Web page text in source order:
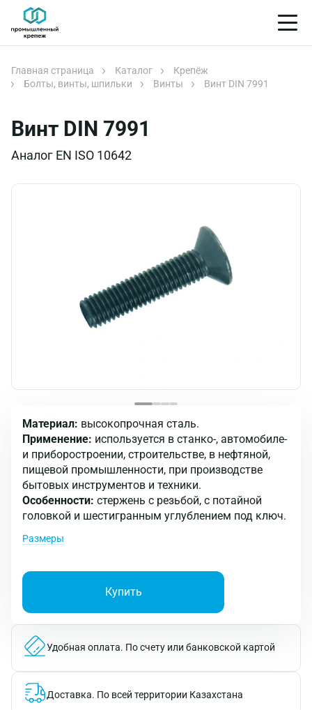
Главная страница Каталог
Крепёж
Болты, винты, шпильки
Винты Винт DIN 7991
Винт DIN 7991
Аналог EN ISO 10642
Материал: высокопрочная сталь.
Применение: используется в станко-, автомобиле-
и приборостроении, строительстве, в нефтяной,
пищевой промышленности, при производстве
бытовых инструментов и техники.
Особенности: стержень с резьбой, с потайной
головкой и шестигранным углублением под ключ.
Размеры
Купить
Удобная оплата. По счету или банковской картой
Доставка. По всей территории Казахстана